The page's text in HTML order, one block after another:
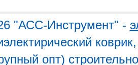
"АСС-Инструмент" -
опт)